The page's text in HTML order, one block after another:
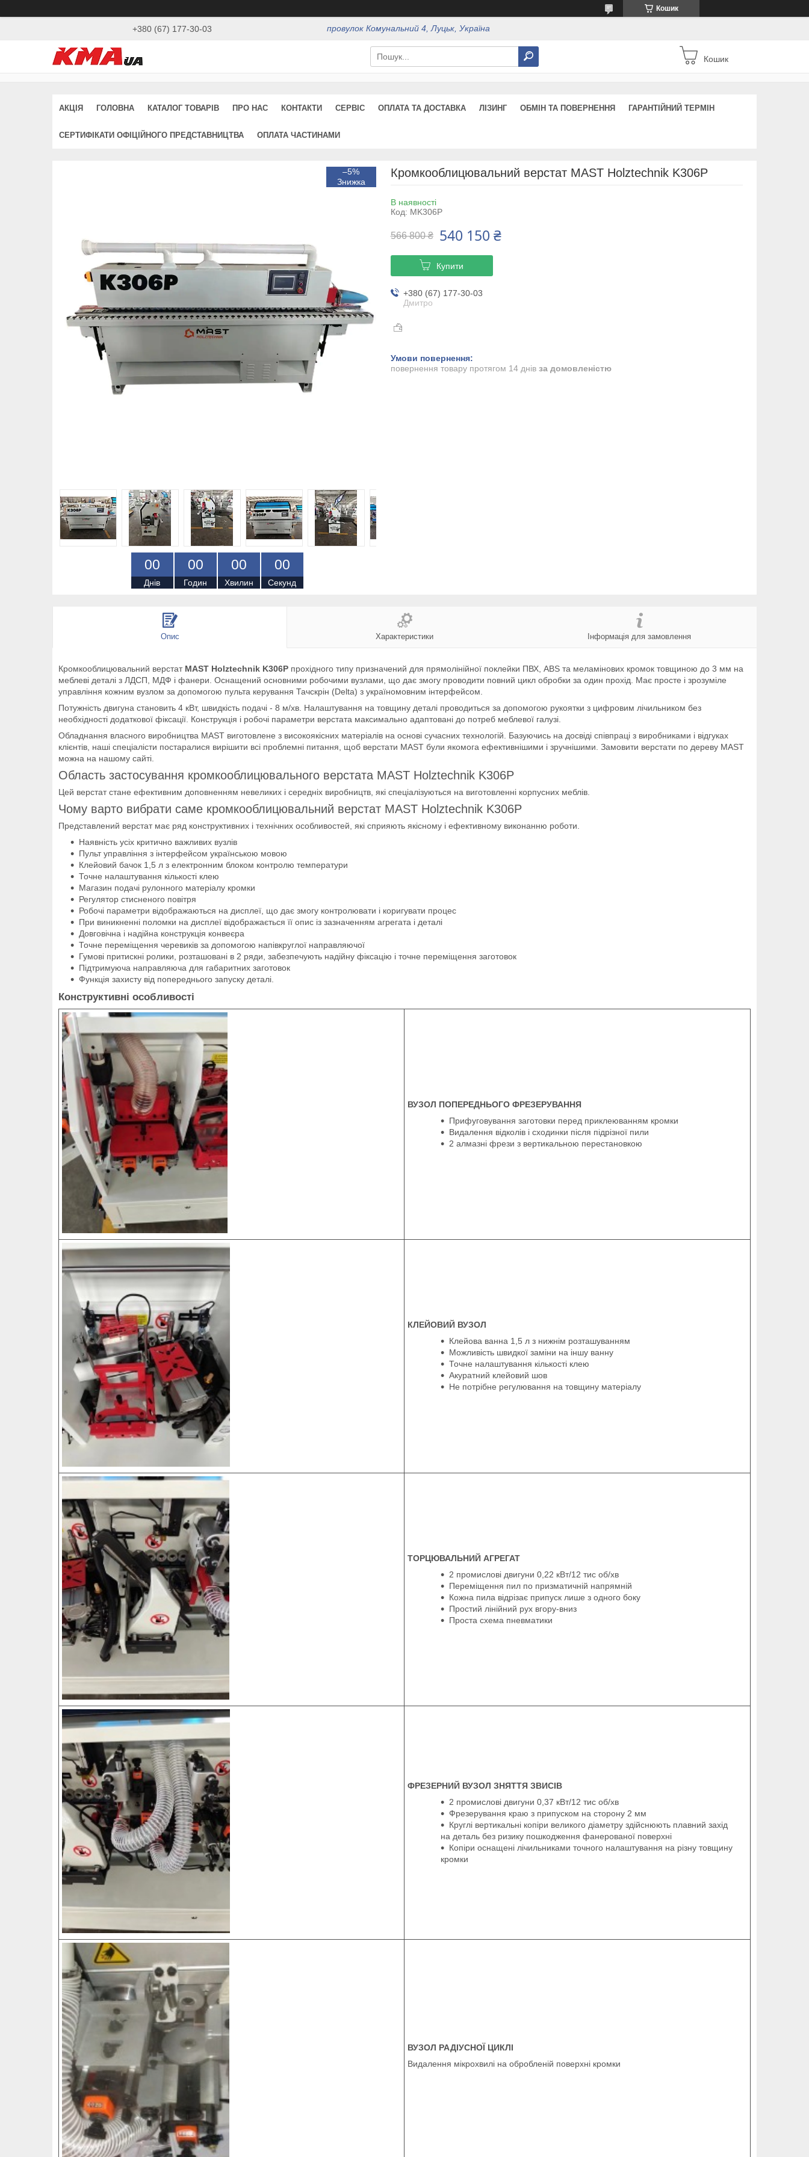
Кошик
+380 (67) 177-30-03 провулок Комунальний 4, Луцьк, Україна
Кошик
АКЦІЯ ГОЛОВНА КАТАЛОГ ТОВАРІВ ПРО НАС КОНТАКТИ СЕРВІС ОПЛАТА ТА ДОСТАВКА ЛІЗИНГ ОБМІН ТА ПОВЕРНЕННЯ ГАРАНТІЙНИЙ ТЕРМІН
СЕРТИФІКАТИ ОФІЦІЙНОГО ПРЕДСТАВНИЦТВА ОПЛАТА ЧАСТИНАМИ
–5%
00
Днів
00
Годин
00
Хвилин
00
Секунд
Кромкооблицювальний верстат MAST Holztechnik K306Р
В наявності
Код: MK306P
566 800 ₴ 540 150 ₴
Купити
+380 (67) 177-30-03
Дмитро
повернення товару протягом 14 днів за домовленістю
Опис Характеристики Інформація для замовлення
Кромкооблицювальний верстат MAST Holztechnik K306Р прохідного типу призначений для прямолінійної поклейки ПВХ, ABS та меламінових кромок товщиною до 3 мм на
меблеві деталі з ЛДСП, МДФ і фанери. Оснащений основними робочими вузлами, що дає змогу проводити повний цикл обробки за один прохід. Має просте і зрозуміле
управління кожним вузлом за допомогою пульта керування Тачскрін (Delta) з україномовним інтерфейсом.
Потужність двигуна становить 4 кВт, швидкість подачі - 8 м/хв. Налаштування на товщину деталі проводиться за допомогою рукоятки з цифровим лічильником без
необхідності додаткової фіксації. Конструкція і робочі параметри верстата максимально адаптовані до потреб меблевої галузі.
Обладнання власного виробництва MAST виготовлене з високоякісних матеріалів на основі сучасних технологій. Базуючись на досвіді співпраці з виробниками і відгуках
клієнтів, наші спеціалісти постаралися вирішити всі проблемні питання, щоб верстати MAST були якомога ефективнішими і зручнішими. Замовити верстати по дереву MAST
можна на нашому сайті.
Область застосування кромкооблицювального верстата MAST Holztechnik K306Р
Цей верстат стане ефективним доповненням невеликих і середніх виробництв, які спеціалізуються на виготовленні корпусних меблів.
Чому варто вибрати саме кромкооблицювальний верстат MAST Holztechnik K306Р
Представлений верстат має ряд конструктивних і технічних особливостей, які сприяють якісному і ефективному виконанню роботи.
Наявність усіх критично важливих вузлів
Пульт управління з інтерфейсом українською мовою
Клейовий бачок 1,5 л з електронним блоком контролю температури
Точне налаштування кількості клею
Магазин подачі рулонного матеріалу кромки
Регулятор стисненого повітря
Робочі параметри відображаються на дисплеї, що дає змогу контролювати і коригувати процес
При виникненні поломки на дисплеї відображається її опис із зазначенням агрегата і деталі
Довговічна і надійна конструкція конвеєра
Точне переміщення черевиків за допомогою напівкруглої направляючої
Гумові притискні ролики, розташовані в 2 ряди, забезпечують надійну фіксацію і точне переміщення заготовок
Підтримуюча направляюча для габаритних заготовок
Функція захисту від попереднього запуску деталі.
Конструктивні особливості
ВУЗОЛ ПОПЕРЕДНЬОГО ФРЕЗЕРУВАННЯ
Прифуговування заготовки перед приклеюванням кромки
Видалення відколів і сходинки після підрізної пили
2 алмазні фрези з вертикальною перестановкою
КЛЕЙОВИЙ ВУЗОЛ
Клейова ванна 1,5 л з нижнім розташуванням
Можливість швидкої заміни на іншу ванну
Точне налаштування кількості клею
Акуратний клейовий шов
Не потрібне регулювання на товщину матеріалу
ТОРЦЮВАЛЬНИЙ АГРЕГАТ
2 промислові двигуни 0,22 кВт/12 тис об/хв
Переміщення пил по призматичній напрямній
Кожна пила відрізає припуск лише з одного боку
Простий лінійний рух вгору-вниз
Проста схема пневматики
ФРЕЗЕРНИЙ ВУЗОЛ ЗНЯТТЯ ЗВИСІВ
2 промислові двигуни 0,37 кВт/12 тис об/хв
Фрезерування краю з припуском на сторону 2 мм
Круглі вертикальні копіри великого діаметру здійснюють плавний захід
на деталь без ризику пошкодження фанерованої поверхні
Копіри оснащені лічильниками точного налаштування на різну товщину
кромки
ВУЗОЛ РАДІУСНОЇ ЦИКЛІ
Видалення мікрохвилі на обробленій поверхні кромки